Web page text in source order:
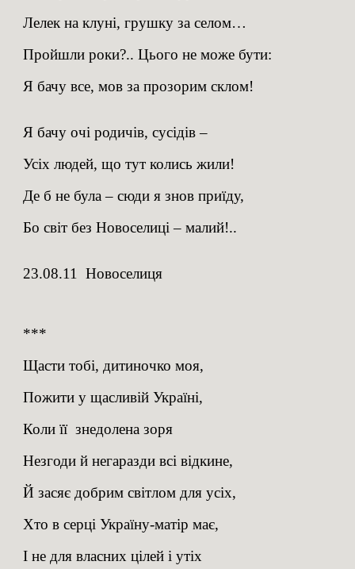
Лелек на клуні, грушку за селом…
Пройшли роки?.. Цього не може бути:
Я бачу все, мов за прозорим склом!
Я бачу очі родичів, сусідів –
Усіх людей, що тут колись жили!
Де б не була – сюди я знов приїду,
Бо світ без Новоселиці – малий!..
23.08.11 Новоселиця
***
Щасти тобі, дитиночко моя,
Пожити у щасливій Україні,
Коли її знедолена зоря
Незгоди й негаразди всі відкине,
Й засяє добрим світлом для усіх,
Хто в серці Україну-матір має,
І не для власних цілей і утіх